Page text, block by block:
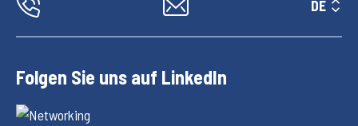
DE
Folgen Sie uns auf LinkedIn